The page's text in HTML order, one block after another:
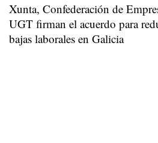
Xunta, Confederación de
UGT firman el acuerdo para
bajas laborales en Galicia